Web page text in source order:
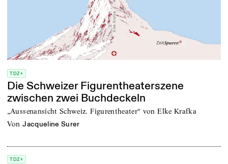
TDZ+
Die Schweizer Figurentheaterszene
zwischen zwei Buchdeckeln
„Aussenansicht Schweiz. Figurentheater“ von Elke Krafka
von Jacqueline Surer
TDZ+